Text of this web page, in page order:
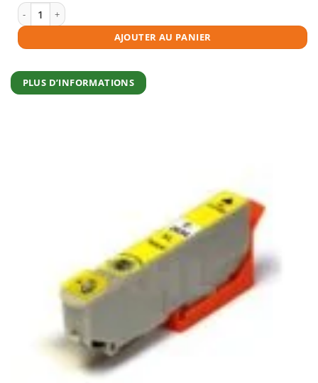
€4,95.
quantité de Cartouche d'encre compatible Epson 26XL (T2631) photo
AJOUTER AU PANIER
PLUS D’INFORMATIONS